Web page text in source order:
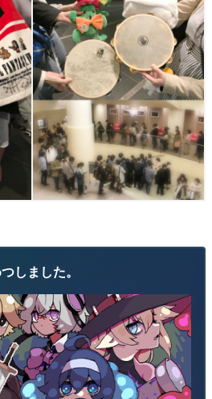
しました。